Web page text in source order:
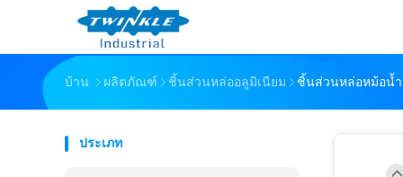
บ้าน ผลิตภัณฑ์ ชิ้นส่วนหล่ออลูมิเนียม ชิ้นส่วนหล่อหม้อน้ำ
ประเภท